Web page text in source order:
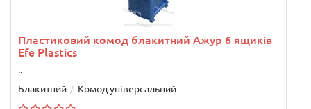
Пластиковий комод блакитний Ажур 6 ящиків
Efe Plastics
..
Блакитний
Комод універсальний